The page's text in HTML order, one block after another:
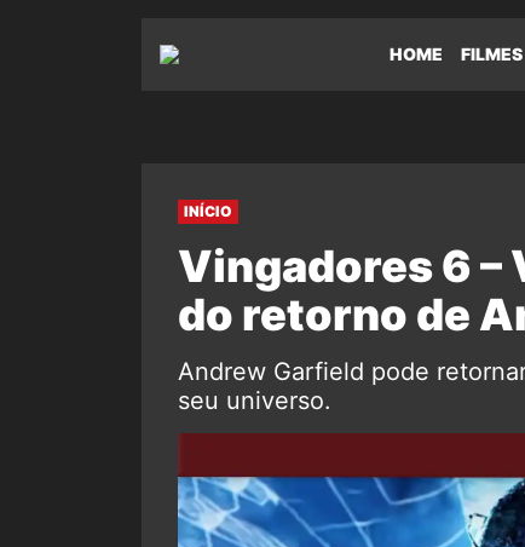
HOME FILMES
INÍCIO
Vingadores 6 –
do retorno de
Andrew Garfield pode
seu universo.